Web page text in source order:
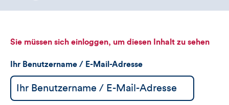
sehen
Sie müssen sich einloggen, um diesen Inhalt zu sehen
Ihr Benutzername / E-Mail-Adresse